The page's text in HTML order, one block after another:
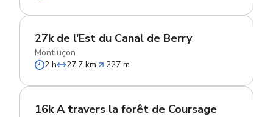
27k de l'Est du Canal de Berry
Montluçon
2 h
27.7 km 227 m
16k A travers la forêt de Coursage